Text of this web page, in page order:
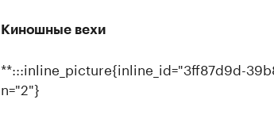
Киношные вехи
**:::inline_picture{inline_id="3ff87d9d-
n="2"}